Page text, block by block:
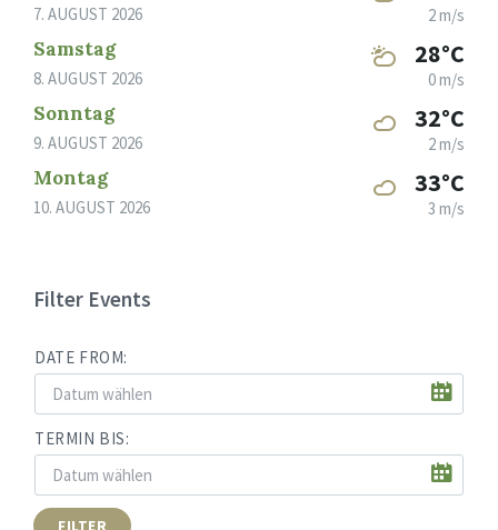
7. AUGUST 2026 2 m/s
Samstag
8. AUGUST 2026
28°C
0 m/s
Sonntag
9. AUGUST 2026
32°C
2 m/s
Montag
10. AUGUST 2026
33°C
3 m/s
Filter Events
DATE FROM:
TERMIN BIS:
FILTER